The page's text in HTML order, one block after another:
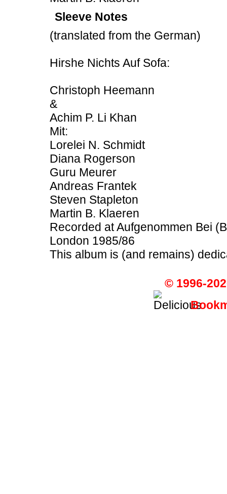
Sleeve Notes
(translated from the German)
Hirshe Nichts Auf Sofa:
Christoph Heemann
&
Achim P. Li Khan
Mit:
Lorelei N. Schmidt
Diana Rogerson
Guru Meurer
Andreas Frantek
Steven Stapleton
Martin B. Klaeren
Recorded at Aufgenommen Bei
London 1985/86
This album is (and remains)
© 1996-